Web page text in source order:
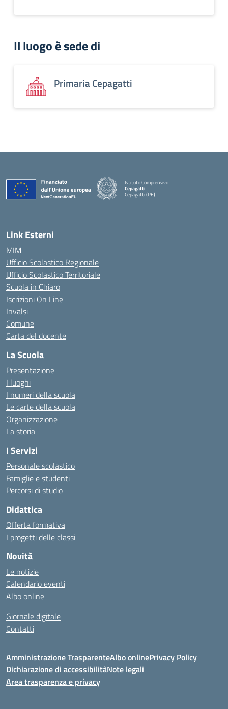
Il luogo è sede di
Primaria Cepagatti
Istituto Comprensivo
Cepagatti
Cepagatti (PE)
— Visita la pagina iniziale della scuola
Link Esterni
MIM
Ufficio Scolastico Regionale
Ufficio Scolastico Territoriale
Scuola in Chiaro
Iscrizioni On Line
Invalsi
Comune
Carta del docente
La Scuola
Presentazione
I luoghi
I numeri della scuola
Le carte della scuola
Organizzazione
La storia
I Servizi
Personale scolastico
Famiglie e studenti
Percorsi di studio
Didattica
Offerta formativa
I progetti delle classi
Novità
Le notizie
Calendario eventi
Albo online
Giornale digitale
Contatti
Amministrazione TrasparenteAlbo onlinePrivacy Policy
Dichiarazione di accessibilitàNote legali
Area trasparenza e privacy